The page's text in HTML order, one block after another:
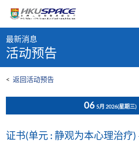
content
content
start
最新消息
活动预告
< 返回活动预告
06 5月 2026(星期三)
证书(单元 : 静观为本心理治疗)